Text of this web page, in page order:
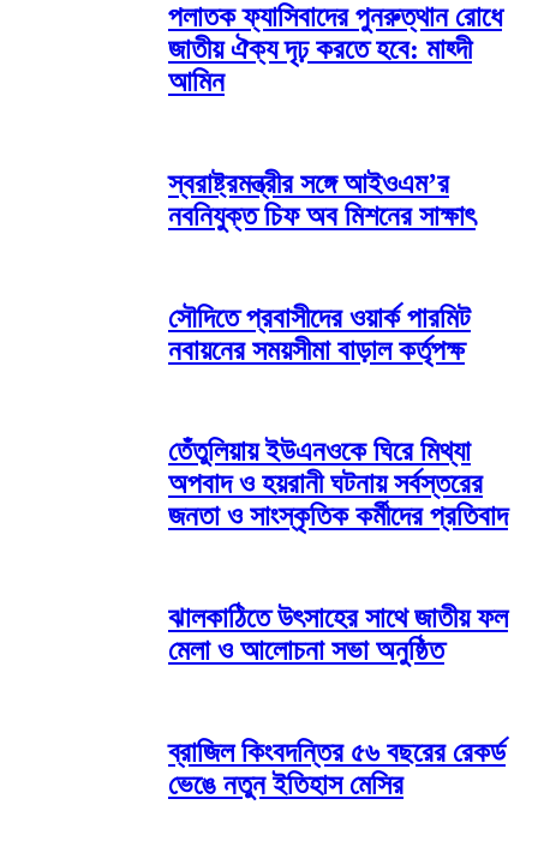
পলাতক ফ্যাসিবাদের পুনরুত্থান রোধে
জাতীয় ঐক্য দৃঢ় করতে হবে: মাহ্দী
আমিন
স্বরাষ্ট্রমন্ত্রীর সঙ্গে আইওএম’র
নবনিযুক্ত চিফ অব মিশনের সাক্ষাৎ
সৌদিতে প্রবাসীদের ওয়ার্ক পারমিট
নবায়নের সময়সীমা বাড়াল কর্তৃপক্ষ
তেঁতুলিয়ায় ইউএনওকে ঘিরে মিথ্যা
অপবাদ ও হয়রানী ঘটনায় সর্বস্তরের
জনতা ও সাংস্কৃতিক কর্মীদের প্রতিবাদ
ঝালকাঠিতে উৎসাহের সাথে জাতীয় ফল
মেলা ও আলোচনা সভা অনুষ্ঠিত
ব্রাজিল কিংবদন্তির ৫৬ বছরের রেকর্ড
ভেঙে নতুন ইতিহাস মেসির